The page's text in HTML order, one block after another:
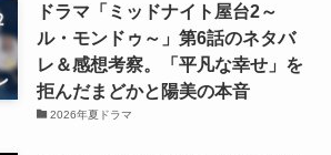
ドラマ「ミッドナイト屋台2～
ル・モンドゥ～」第6話のネタバ
レ＆感想考察。「平凡な幸せ」を
拒んだまどかと陽美の本音
2026年夏ドラマ